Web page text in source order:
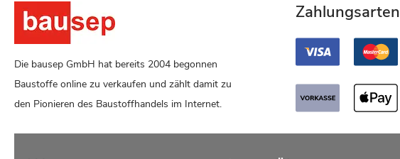
Die bausep GmbH hat bereits 2004 begonnen
Baustoffe online zu verkaufen und zählt damit zu
den Pionieren des Baustoffhandels im Internet.
Zahlungsarten